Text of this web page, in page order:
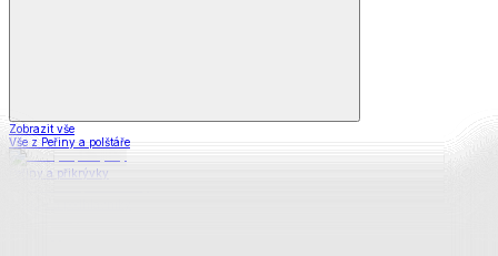
Zobrazit vše
Vše z Peřiny a polštáře
Peřiny a přikrývky